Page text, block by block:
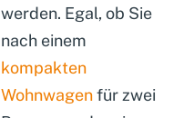
werden. Egal, ob Sie
nach einem
kompakten
Wohnwagenfür zwei